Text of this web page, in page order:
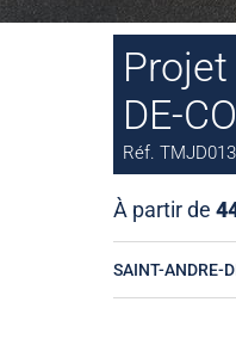
DE-
Réf.
À partir de
SAINT-ANDRE-